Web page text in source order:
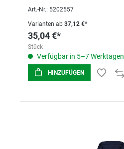
Art.-Nr.: 5202557
Varianten ab 37,12 €*
35,04 €*
Stück
Verfügbar in 5–7 Werktagen
HINZUFÜGEN